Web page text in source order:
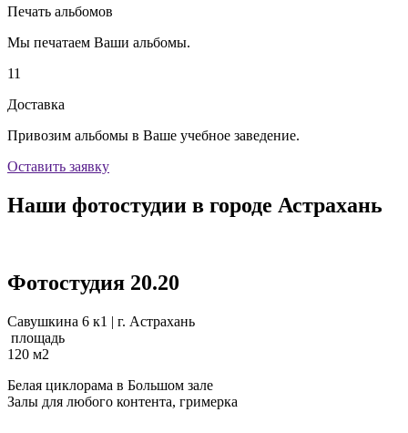
Печать альбомов
Мы печатаем Ваши альбомы.
11
Доставка
Привозим альбомы в Ваше учебное заведение.
Оставить заявку
Наши фотостудии в городе Астрахань
Фотостудия 20.20
Савушкина 6 к1 | г. Астрахань
площадь
120 м2
Белая циклорама в Большом зале
Залы для любого контента, гримерка